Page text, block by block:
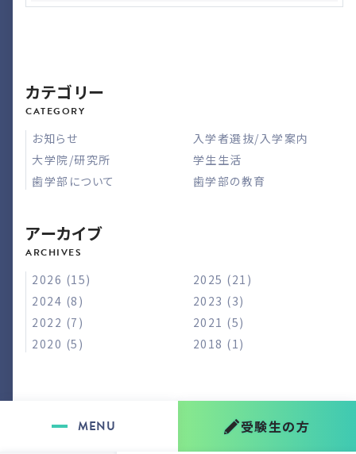
受験生の方
カテゴリー
お知らせ
入学者選抜/入学案内
大学院/研究所
学生生活
歯学部について
歯学部の教育
アーカイブ
2026 (15)
2025 (21)
2024 (8)
2023 (3)
2022 (7)
2021 (5)
2020 (5)
2018 (1)